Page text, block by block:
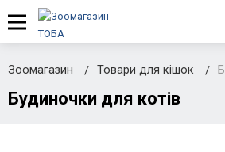
Зоомагазин Товари для кішок
Будиночки для котів